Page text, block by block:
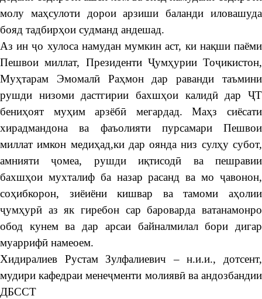
молу маҳсулоти дорои арзиши баланди иловашуда
бояд тадбирҳои судманд андешад.
Аз ин ҷо хулоса намудан мумкин аст, ки нақши паёми
Пешвои миллат, Президенти Ҷумҳурии Тоҷикистон,
Муҳтарам Эмомалӣ Раҳмон дар раванди таъмини
рушди низоми дастгирии бахшҳои калидӣ дар ҶТ
бениҳоят муҳим арзёбӣ мегардад. Маҳз сиёсати
хирадмандона ва фаъолияти пурсамари Пешвои
миллат имкон медиҳад,ки дар оянда низ сулҳу субот,
амнияти ҷомеа, рушди иқтисодӣ ва пешравии
бахшҳои мухталиф ба назар расанд ва мо ҷавонон,
соҳибкорон, зиёиёни кишвар ва тамоми аҳолии
ҷумҳурӣ аз як гиребон сар бароварда ватанамонро
обод кунем ва дар арсаи байналмилал бори дигар
муаррифӣ намеоем.
Хидиралиев Рустам Зулфалиевич – н.и.и., дотсент,
мудири кафедраи менеҷменти молиявӣ ва андозбандии
ДБССТ